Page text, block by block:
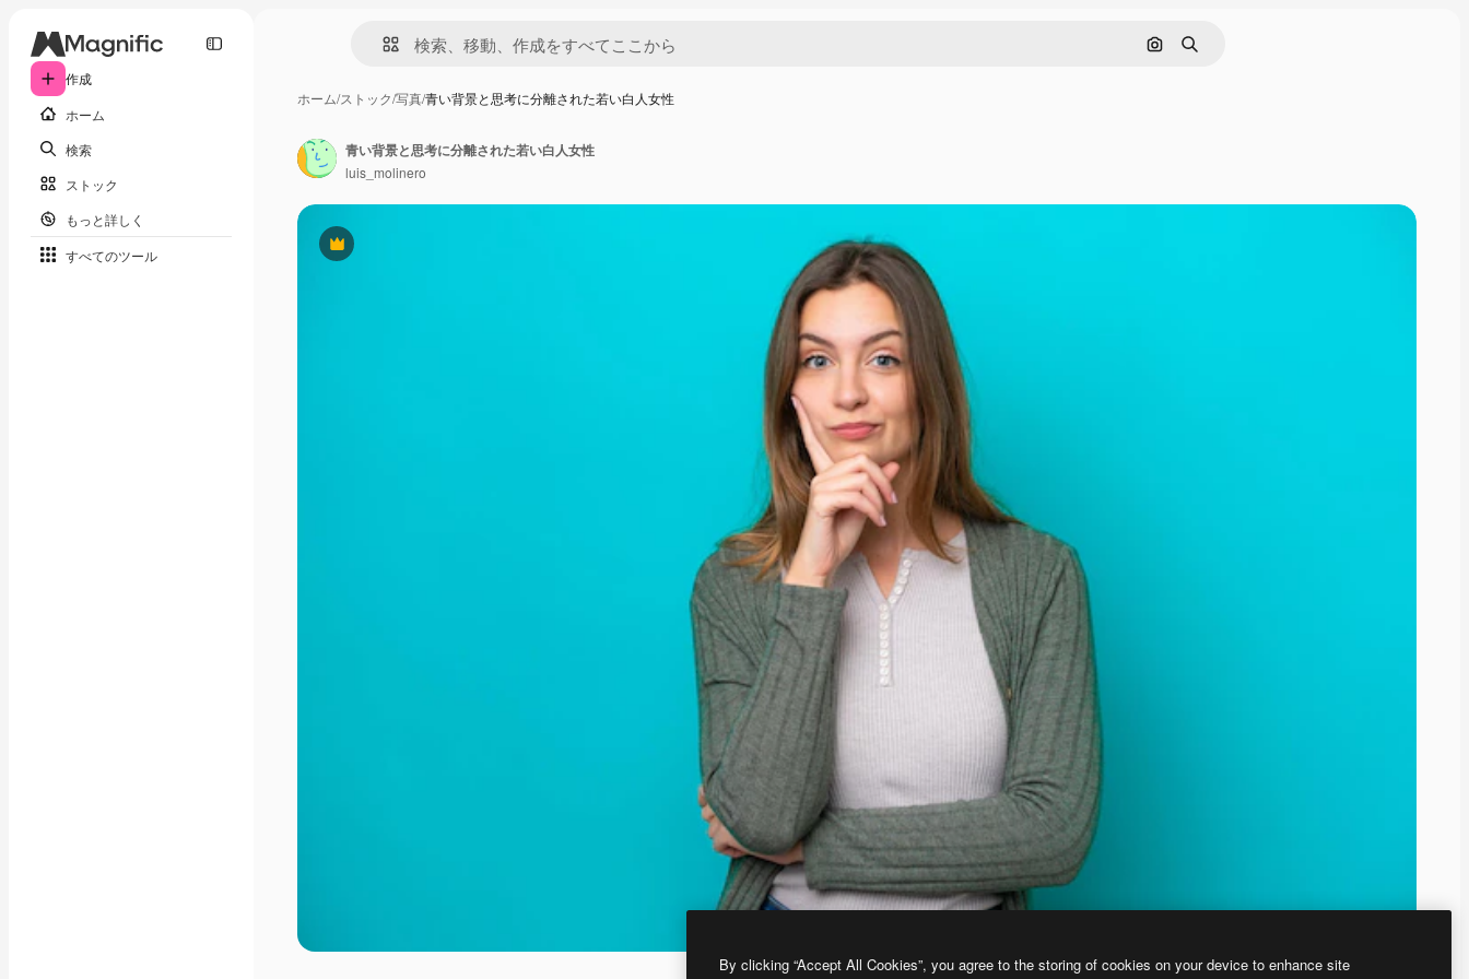
作成
ホーム
検索
ストック
もっと詳しく
すべてのツール
画像で検索
検索
ホーム/ストック/写真/青い背景と思考に分離された若い白人女性
Premium
青い背景と思考に分離された若い白人女性
luis_molinero
By clicking “Accept All Cookies”, you agree to the storing of cookies on your device to enhance site